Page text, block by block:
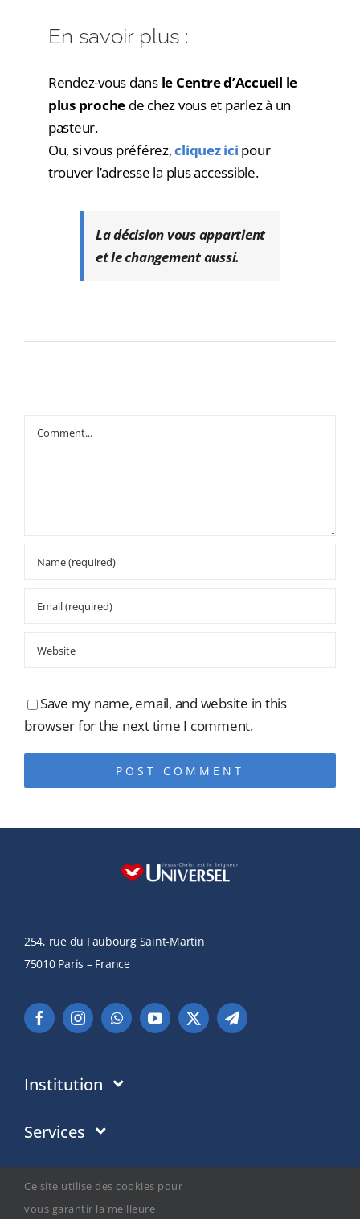
En savoir plus :
Rendez-vous dans le Centre d’Accueil le
plus proche de chez vous et parlez à un
pasteur.
Ou, si vous préférez,cliquez ici pour
trouver l’adresse la plus accessible.
La décision vous appartient
et le changement aussi.
Comment
Save my name, email, and website in this
browser for the next time I comment.
254, rue du Faubourg Saint-Martin
75010 Paris – France
Institution
Institution
Politique de Confidentialité
Services
Dons
Adresses en France
Média
Ce site utilise des cookies pour
vous garantir la meilleure